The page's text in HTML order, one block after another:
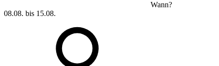
Wann?
08.08. bis 15.08.